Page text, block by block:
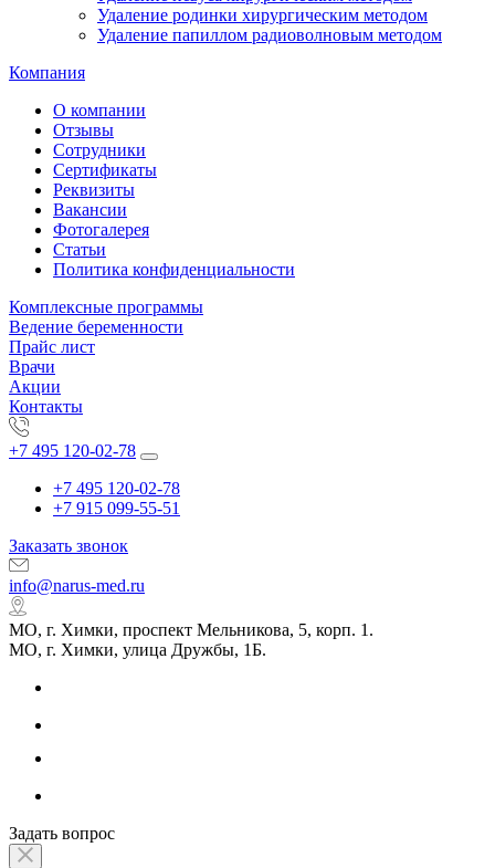
Удаление родинки хирургическим методом
Удаление папиллом радиоволновым методом
Компания
О компании
Отзывы
Сотрудники
Сертификаты
Реквизиты
Вакансии
Фотогалерея
Статьи
Политика конфиденциальности
Комплексные программы
Ведение беременности
Прайс лист
Врачи
Акции
Контакты
+7 495 120-02-78
+7 495 120-02-78
+7 915 099-55-51
Заказать звонок
info@narus-med.ru
МО, г. Химки, проспект Мельникова, 5, корп. 1.
МО, г. Химки, улица Дружбы, 1Б.
Задать вопрос